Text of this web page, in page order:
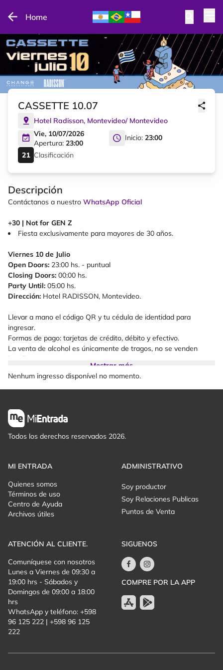
Home
CASSETTE 10.07
Hotel Radisson, Montevideo/ Montevideo
Vie, 10/07/2026
Apertura: 23:00
Inicio: 23:00
Clasificación
Descripción
Contáctanos a nuestro WhatsApp Oficial
+30 | Not for GEN Z
Fiesta exclusivamente para mayores de 30 años.
Viernes 10 de Julio
Open Doors: 23:00 hs. - puntual
Closing Doors: 00:00 hs.
Party Until: 05:00 hs.
Dirección: Hotel RADISSON, Montevideo.
Llevar a mano el código QR y tu cédula de identidad para
ingresar.
Formas de pago: tarjetas de crédito, débito y efectivo.
La venta de alcohol es únicamente de tragos, no se venden
botellas
Términos y condiciones:
Es obligatorio presentar cédula de identidad en el ingreso al
La capacidad es limitada y la productora se reserva el
derecho de admisión.
Las entradas no tienen devolución, a menos que el evento
para la comunicación y difusión durante el evento, y para
Mostrar más
Nenhum ingresso disponível no momento.
Todos los derechos reservados 2026.
MI ENTRADA
Quienes somos
Términos de uso
Centro de Ayuda
Archivos útiles
ADMINISTRATIVO
Soy productor
Soy Relaciones Publicas
Puntos de Venta
ATENCIÓN AL CLIENTE.
Comuníquese con nosotros
Lunes a Viernes de 09:30 a
19:00 hrs - Sábados y
Domingos de 09:00 a 18:00
hrs
WhatsApp y teléfono: +598
96 125 222 | +598 96 125
222
SIGUENOS
COMPRE POR LA APP